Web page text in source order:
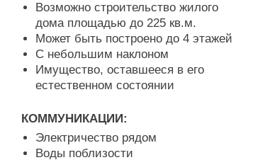
Возможно строительство жилого
дома площадью до 225 кв.м.
Может быть построено до 4 этажей
С небольшим наклоном
Имущество, оставшееся в его
естественном состоянии
КОММУНИКАЦИИ:
Электричество рядом
Воды поблизости